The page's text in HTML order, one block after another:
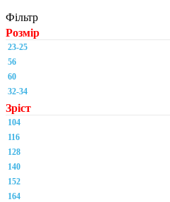
Фільтр
Розмір
23-25
56
60
32-34
Зріст
104
116
128
140
152
164